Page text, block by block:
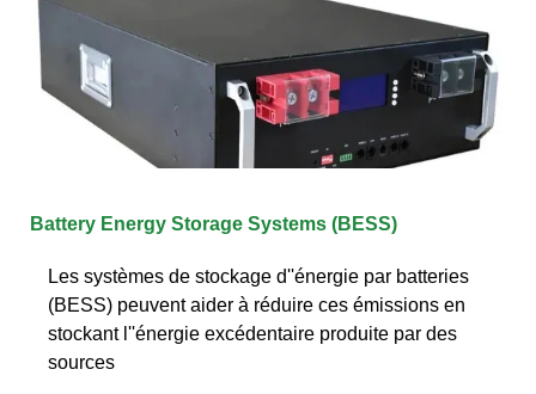
Battery Energy Storage Systems (BESS)
Les systèmes de stockage d''énergie par batteries
(BESS) peuvent aider à réduire ces émissions en
stockant l''énergie excédentaire produite par des
sources